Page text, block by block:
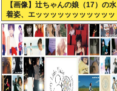
【画像】辻ちゃんの娘（17）の水
着姿、エッッッッッッッッッッッ
ッッ！